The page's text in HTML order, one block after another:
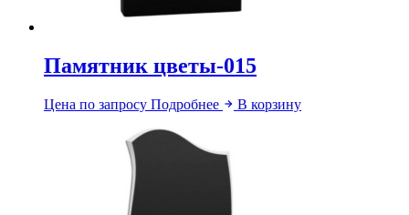
Памятник цветы-015
Цена по запросу Подробнее В корзину